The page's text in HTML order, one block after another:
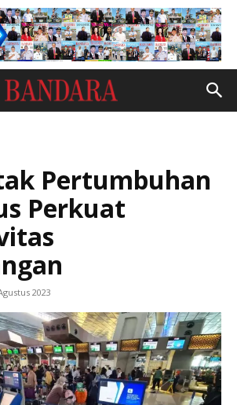
Pertumbuhan
Perkuat
2023